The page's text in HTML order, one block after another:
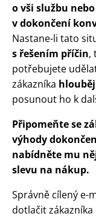
o vši službu
v dokončení
Nastane-li tato
s řešením příčin,
potřebujete
zákazníka
posunout ho k
Připomeňte se
výhody
nabídněte mu
slevu na nákup.
Správně cílený e-
dotlačit zákazníka